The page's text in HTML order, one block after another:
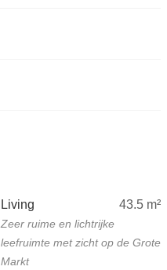
Living 43.5 m²
Zeer ruime en lichtrijke
leefruimte met zicht op de Grote
Markt